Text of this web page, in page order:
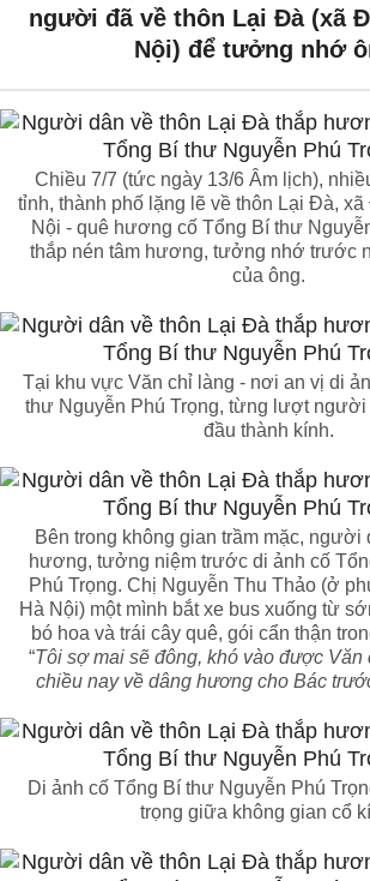
người đã về thôn Lại Đà (xã
Nội) để tưởng nhớ
Chiều 7/7 (tức ngày 13/6 Âm lịch),
tỉnh, thành phố lặng lẽ về thôn Lại Đà,
Nội - quê hương cố Tổng Bí thư
thắp nén tâm hương, tưởng nhớ trước
của ông.
Tại khu vực Văn chỉ làng - nơi an vị di
thư Nguyễn Phú Trọng, từng lượt người
đầu thành kính.
Bên trong không gian trầm mặc, người
hương, tưởng niệm trước di ảnh cố
Phú Trọng. Chị Nguyễn Thu Thảo (ở
Hà Nội) một mình bắt xe bus xuống từ
bó hoa và trái cây quê, gói cẩn thận
“Tôi sợ mai sẽ đông, khó vào được Văn
chiều nay về dâng hương cho Bác
Di ảnh cố Tổng Bí thư Nguyễn Phú
trọng giữa không gian cổ